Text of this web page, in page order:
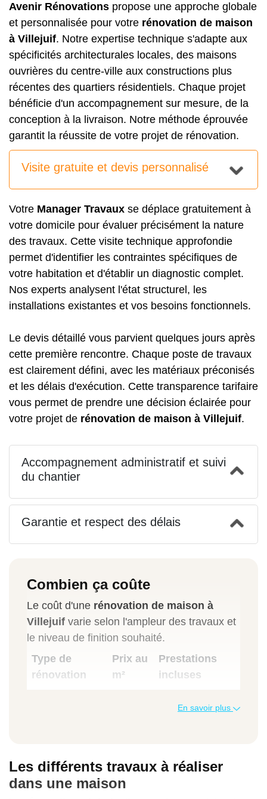
Avenir Rénovations propose une approche globale
et personnalisée pour votre rénovation de maison
à Villejuif. Notre expertise technique s'adapte aux
spécificités architecturales locales, des maisons
ouvrières du centre-ville aux constructions plus
récentes des quartiers résidentiels. Chaque projet
bénéficie d'un accompagnement sur mesure, de la
conception à la livraison. Notre méthode éprouvée
garantit la réussite de votre projet de rénovation.
Visite gratuite et devis personnalisé
Votre Manager Travaux se déplace gratuitement à
votre domicile pour évaluer précisément la nature
des travaux. Cette visite technique approfondie
permet d'identifier les contraintes spécifiques de
votre habitation et d'établir un diagnostic complet.
Nos experts analysent l'état structurel, les
installations existantes et vos besoins fonctionnels.
Le devis détaillé vous parvient quelques jours après
cette première rencontre. Chaque poste de travaux
est clairement défini, avec les matériaux préconisés
et les délais d'exécution. Cette transparence tarifaire
vous permet de prendre une décision éclairée pour
votre projet de rénovation de maison à Villejuif.
Accompagnement administratif et suivi
du chantier
Garantie et respect des délais
Combien ça coûte
Le coût d'une rénovation de maison à
Villejuif varie selon l'ampleur des travaux et
le niveau de finition souhaité.
Type de
rénovation
Prix au
m²
Prestations
incluses
Peinture, sols, électricité basique
En savoir plus
Les différents travaux à réaliser
dans une maison